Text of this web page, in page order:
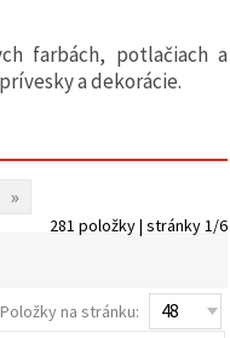
farbách, potlačiach a
a dekorácie.
»
281 položky | stránky 1/6
Položky na stránku: